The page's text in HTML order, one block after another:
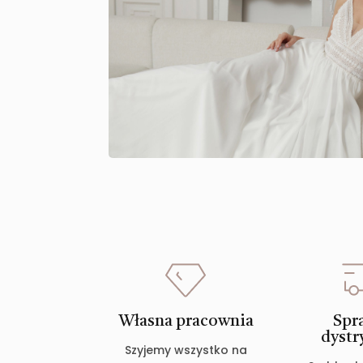
Własna pracownia
Szyjemy wszystko na